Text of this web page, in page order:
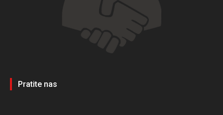
Pratite nas